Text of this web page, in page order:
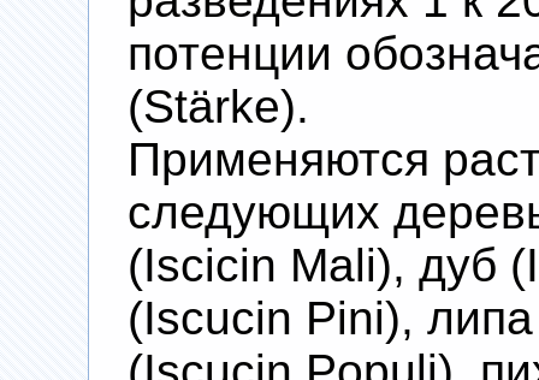
потенции
(Stärke).
Применяются
следующих
(Iscicin Mali), дуб
(Iscucin Pini),